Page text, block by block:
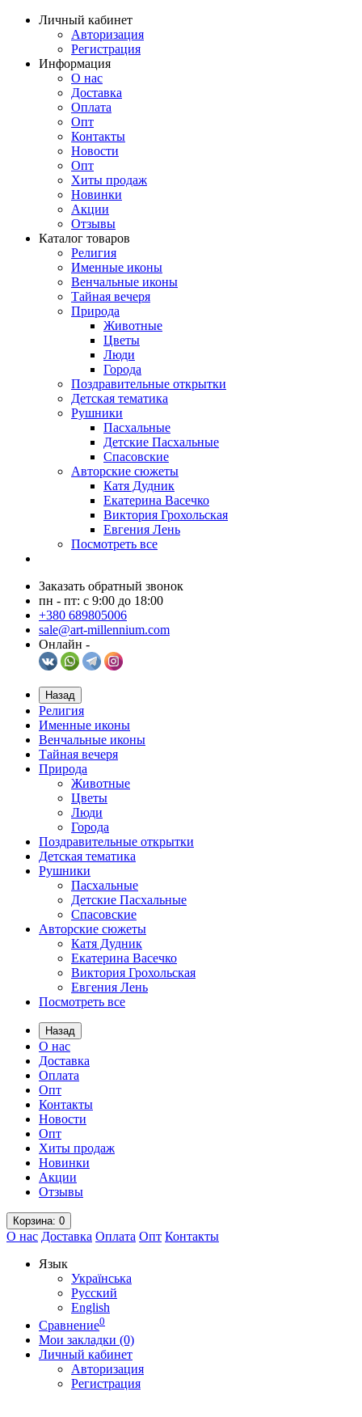
Личный кабинет
Авторизация
Регистрация
Информация
О нас
Доставка
Оплата
Опт
Контакты
Новости
Опт
Хиты продаж
Новинки
Акции
Отзывы
Каталог товаров
Религия
Именные иконы
Венчальные иконы
Тайная вечеря
Природа
Животные
Цветы
Люди
Города
Поздравительные открытки
Детская тематика
Рушники
Пасхальные
Детские Пасхальные
Спасовские
Авторские сюжеты
Катя Дудник
Екатерина Васечко
Виктория Грохольская
Евгения Лень
Посмотреть все
Заказать обратный звонок
пн - пт: с 9:00 до 18:00
+380 689805006
sale@art-millennium.com
Онлайн -
Назад
Религия
Именные иконы
Венчальные иконы
Тайная вечеря
Природа
Животные
Цветы
Люди
Города
Поздравительные открытки
Детская тематика
Рушники
Пасхальные
Детские Пасхальные
Спасовские
Авторские сюжеты
Катя Дудник
Екатерина Васечко
Виктория Грохольская
Евгения Лень
Посмотреть все
Назад
О нас
Доставка
Оплата
Опт
Контакты
Новости
Опт
Хиты продаж
Новинки
Акции
Отзывы
Корзина: 0
О нас Доставка Оплата Опт Контакты
Язык
Українська
Русский
English
Сравнение0
Мои закладки (0)
Личный кабинет
Авторизация
Регистрация